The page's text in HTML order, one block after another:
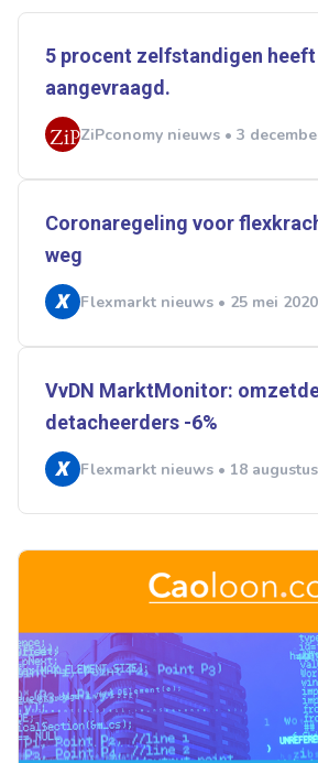
5 procent zelfstandigen heeft
aangevraagd.
ZiPconomy nieuws • 3
Coronaregeling voor
weg
Flexmarkt nieuws • 25 mei 2020
VvDN MarktMonitor:
detacheerders -6%
Flexmarkt nieuws • 18